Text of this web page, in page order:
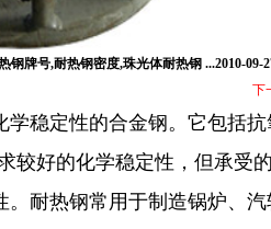
牌号,耐热钢密度,珠光体耐热钢 ...2010-09-
下
学稳定性的合金钢。它包括
较好的化学稳定性，但承受
耐热钢常用于制造锅炉、